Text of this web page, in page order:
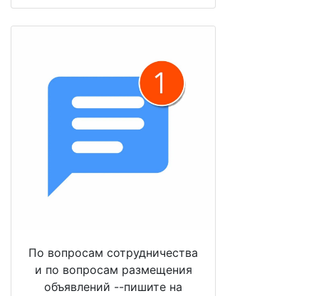
По вопросам сотрудничества
и по вопросам размещения
объявлений --пишите на